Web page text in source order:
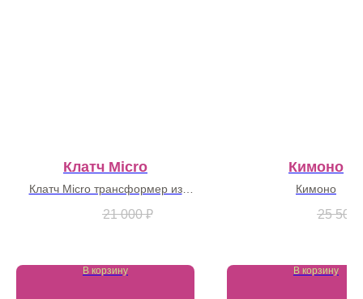
Клатч Micro
Клатч Micro трансформер из
21 000 ₽
В корзину
Кимоно
Кимоно
25 500
В корзину